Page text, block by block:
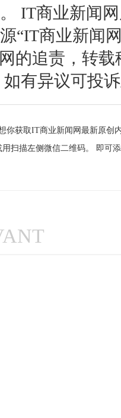
IT商业新闻
“IT商业新闻
的追责，转
有异议可投
你获取IT商业新闻网最新原创
用扫描左侧微信二维码。 即可